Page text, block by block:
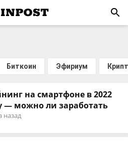
Биткоин Эфириум
на смартфоне в 2022
— можно ли заработать
назад